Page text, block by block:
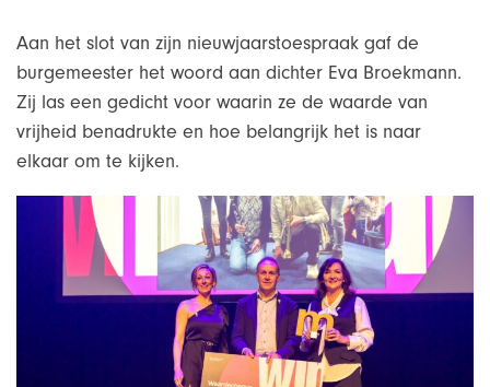
Aan het slot van zijn nieuwjaarstoespraak gaf de
burgemeester het woord aan dichter Eva Broekmann.
Zij las een gedicht voor waarin ze de waarde van
vrijheid benadrukte en hoe belangrijk het is naar
elkaar om te kijken.